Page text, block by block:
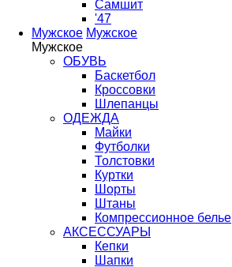
Самшит
'47
Мужское Мужское
Мужское
ОБУВЬ
Баскетбол
Кроссовки
Шлепанцы
ОДЕЖДА
Майки
Футболки
Толстовки
Куртки
Шорты
Штаны
Компрессионное белье
АКСЕССУАРЫ
Кепки
Шапки